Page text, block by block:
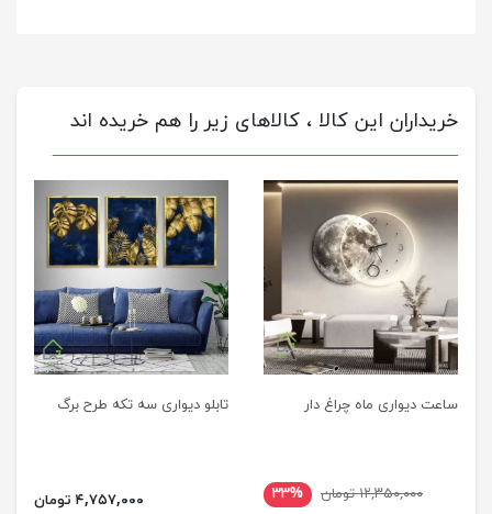
خریداران این کالا ، کالاهای زیر را هم خریده اند
ساعت دیواری ماه چراغ دار
۱۲,۳۵۰,۰۰۰ تومان
۳۳%
تابلو دیواری سه تکه طرح برگ
۴,۷۵۷,۰۰۰ تومان